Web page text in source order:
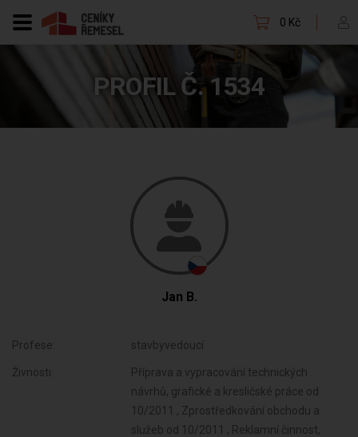
0 Kč
PROFIL Č. 1534
Jan B.
Profese: stavbyvedoucí
Živnosti:
Příprava a vypracování technických
návrhů, grafické a kresličské práce od
10/2011 , Zprostředkování obchodu a
služeb od 10/2011 , Reklamní činnost,